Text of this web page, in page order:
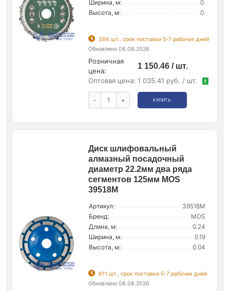
Ширина, м:
0.
Высота, м:
0.
366 шт., срок поставки 5-7 рабочих дней
Обновлено 08.08.2026
Розничная
цена:
1 150.46 / шт.
Оптовая цена: 1 035.41 руб. / шт. !
- + КУПИТЬ
Диск шлифовальный
алмазный посадочный
диаметр 22.2мм два ряда
сегментов 125мм MOS
39518М
Артикул:
39518М
Бренд:
MOS
Длина, м:
0.24
Ширина, м:
0.19
Высота, м:
0.04
611 шт., срок поставки 5-7 рабочих дней
Обновлено 08.08.2026